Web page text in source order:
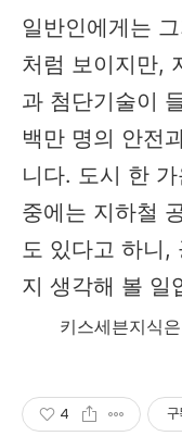
일반인에게는
처럼 보이지만,
과 첨단기술이
백만 명의 안전
니다. 도시 한
중에는 지하철
도 있다고 하니,
지 생각해 볼 일
키스세븐지식
4 구